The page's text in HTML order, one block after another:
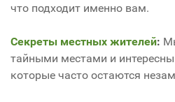
что подходит именно вам.
Секреты местных жителей:
тайными местами и
которые часто остаются